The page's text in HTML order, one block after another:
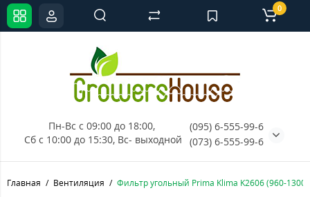
Пн-Вс с 09:00 до 18:00,
Сб с 10:00 до 15:30, Вс- выходной
(095) 6-555-99-6
(073) 6-555-99-6
0
Главная Вентиляция Фильтр угольный Prima Klima K2606 (960-1300